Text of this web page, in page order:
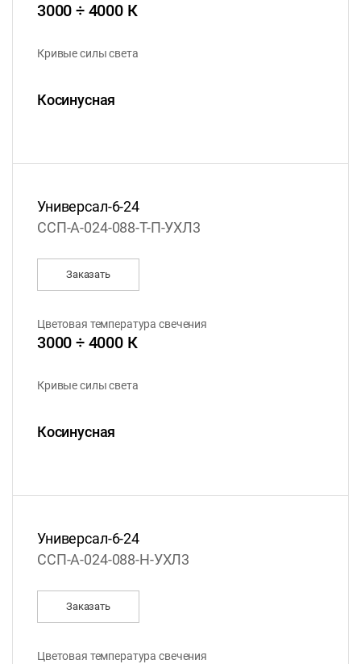
3000 ÷ 4000 К
Кривые силы света
Косинусная
Универсал-6-24
ССП-А-024-088-Т-П-УХЛ3
Заказать
Цветовая температура свечения
3000 ÷ 4000 К
Кривые силы света
Косинусная
Универсал-6-24
ССП-А-024-088-Н-УХЛ3
Заказать
Цветовая температура свечения